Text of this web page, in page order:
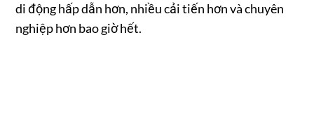
di động hấp dẫn hơn, nhiều cải tiến hơn và chuyên
nghiệp hơn bao giờ hết.